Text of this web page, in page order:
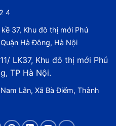
4
kề 37, Khu đô thị mới Phú
Hà Đông, Hà Nội
LK37, Khu đô thị mới Phú
TP Hà Nội.
Lân, Xã Bà Điểm, Thành